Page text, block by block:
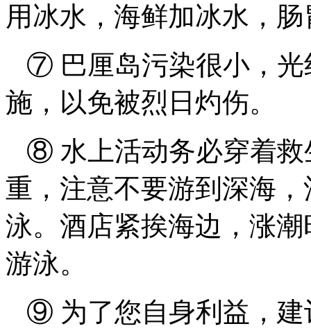
用冰水，海鲜加冰水，
⑦ 巴厘岛污染很小，光
施，以免被烈日灼伤。
⑧ 水上活动务必穿着救
重，注意不要游到深海
泳。酒店紧挨海边，涨
游泳。
⑨ 为了您自身利益，建